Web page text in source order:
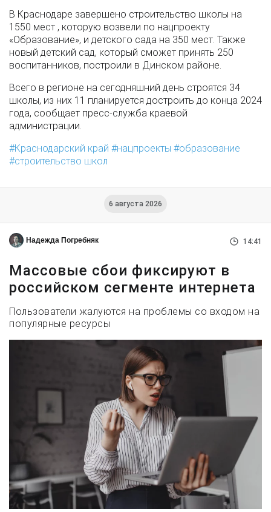
В Краснодаре завершено строительство школы на
1550 мест , которую возвели по нацпроекту
«Образование», и детского сада на 350 мест. Также
новый детский сад, который сможет принять 250
воспитанников, построили в Динском районе.
Всего в регионе на сегодняшний день строятся 34
школы, из них 11 планируется достроить до конца 2024
года, сообщает пресс-служба краевой
администрации.
Краснодарский край
нацпроекты
образование
строительство школ
6 августа 2026
Надежда Погребняк 14:41
Массовые сбои фиксируют в
российском сегменте интернета
Пользователи жалуются на проблемы со входом на
популярные ресурсы